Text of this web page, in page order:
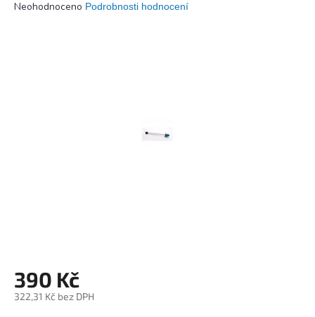
Průměrné
Neohodnoceno Podrobnosti hodnocení
390 Kč
322,31 Kč bez DPH